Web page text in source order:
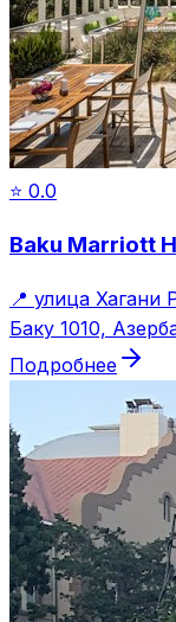
⭐ 0.0
Baku Marriott
📍 улица Хагани
Баку 1010,
Подробнее